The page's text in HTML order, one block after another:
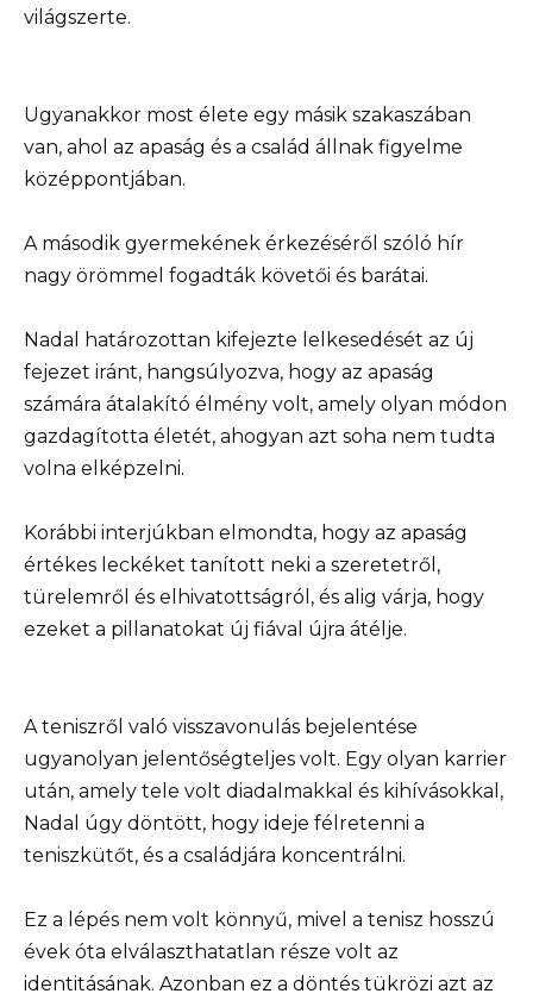
világszerte.
Ugyanakkor most élete egy másik szakaszában
van, ahol az apaság és a család állnak figyelme
középpontjában.
A második gyermekének érkezéséről szóló hír
nagy örömmel fogadták követői és barátai.
Nadal határozottan kifejezte lelkesedését az új
fejezet iránt, hangsúlyozva, hogy az apaság
számára átalakító élmény volt, amely olyan módon
gazdagította életét, ahogyan azt soha nem tudta
volna elképzelni.
Korábbi interjúkban elmondta, hogy az apaság
értékes leckéket tanított neki a szeretetről,
türelemről és elhivatottságról, és alig várja, hogy
ezeket a pillanatokat új fiával újra átélje.
A teniszről való visszavonulás bejelentése
ugyanolyan jelentőségteljes volt. Egy olyan karrier
után, amely tele volt diadalmakkal és kihívásokkal,
Nadal úgy döntött, hogy ideje félretenni a
teniszkütőt, és a családjára koncentrálni.
Ez a lépés nem volt könnyű, mivel a tenisz hosszú
évek óta elválaszthatatlan része volt az
identitásának. Azonban ez a döntés tükrözi azt az